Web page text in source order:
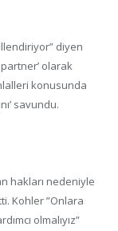
diyen
olarak
konusunda
savundu.
hakları nedeniyle
Kohler ”Onlara
olmalıyız”